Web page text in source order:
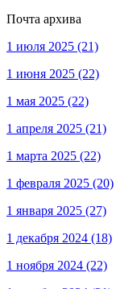
Почта архива
1 июля 2025 (21)
1 июня 2025 (22)
1 мая 2025 (22)
1 апреля 2025 (21)
1 марта 2025 (22)
1 февраля 2025 (20)
1 января 2025 (27)
1 декабря 2024 (18)
1 ноября 2024 (22)